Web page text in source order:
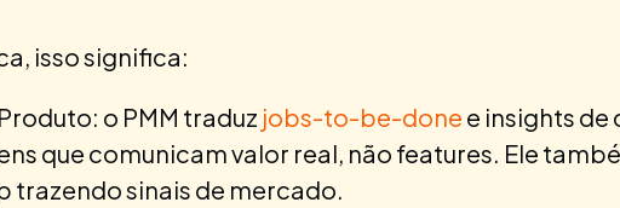
isso significa:
o PMM traduz jobs-to-be-done e insights de
que comunicam valor real, não features. Ele
trazendo sinais de mercado.